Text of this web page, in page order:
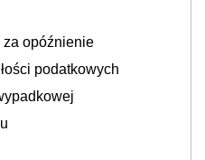
za opóźnienie
podatkowych